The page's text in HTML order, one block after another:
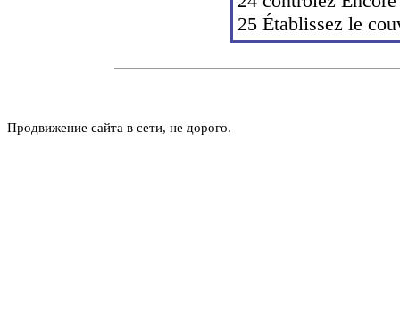
25 Établissez le
Продвижение сайта в сети, не дорого.